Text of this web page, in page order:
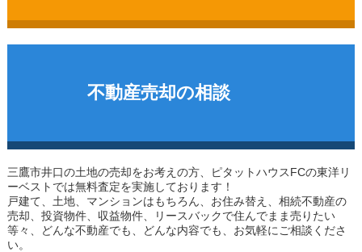
不動産売却の相談
三鷹市井口の土地の売却をお考えの方、ピタットハウスFCの東洋リ
ーベストでは無料査定を実施しております！
戸建て、土地、マンションはもちろん、お住み替え、相続不動産の
売却、投資物件、収益物件、リースバックで住んでまま売りたい
等々、どんな不動産でも、どんな内容でも、お気軽にご相談くださ
い。